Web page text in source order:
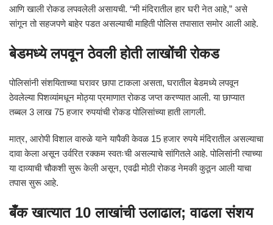
आणि खाली रोकड लपवलेली असायची. “मी मंदिरातील हार घरी नेत आहे,” असे
सांगून तो सहजपणे बाहेर पडत असल्याची माहिती पोलिस तपासात समोर आली आहे.
बेडमध्ये लपवून ठेवली होती लाखोंची रोकड
पोलिसांनी संशयिताच्या घरावर छापा टाकला असता, घरातील बेडमध्ये लपवून
ठेवलेल्या पिशव्यांमधून मोठ्या प्रमाणात रोकड जप्त करण्यात आली. या छाप्यात
तब्बल 3 लाख 75 हजार रुपयांची रोकड पोलिसांच्या हाती लागली.
मात्र, आरोपी विशाल वारुळे याने यापैकी केवळ 15 हजार रुपये मंदिरातील असल्याचा
दावा केला असून उर्वरित रक्कम स्वतःची असल्याचे सांगितले आहे. पोलिसांनी त्याच्या
या दाव्याची चौकशी सुरू केली असून, एवढी मोठी रोकड नेमकी कुठून आली याचा
तपास सुरू आहे.
बँक खात्यात 10 लाखांची उलाढाल; वाढला संशय